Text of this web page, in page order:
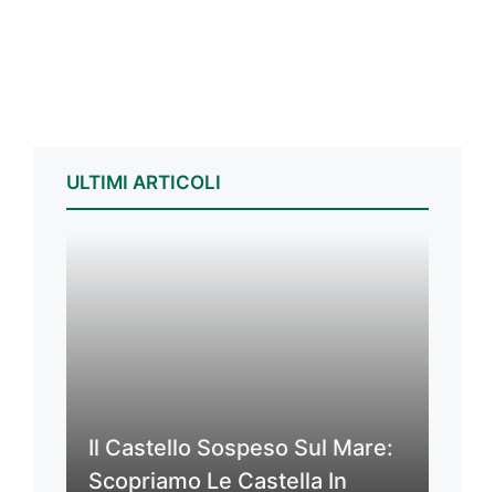
ULTIMI ARTICOLI
Il Castello Sospeso Sul Mare:
Scopriamo Le Castella In